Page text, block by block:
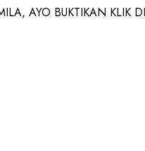
AYO BUKTIKAN KLIK